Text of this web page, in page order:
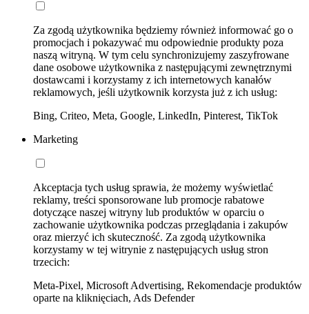
Za zgodą użytkownika będziemy również informować go o
promocjach i pokazywać mu odpowiednie produkty poza
naszą witryną. W tym celu synchronizujemy zaszyfrowane
dane osobowe użytkownika z następującymi zewnętrznymi
dostawcami i korzystamy z ich internetowych kanałów
reklamowych, jeśli użytkownik korzysta już z ich usług:
Bing, Criteo, Meta, Google, LinkedIn, Pinterest, TikTok
Marketing
Akceptacja tych usług sprawia, że możemy wyświetlać
reklamy, treści sponsorowane lub promocje rabatowe
dotyczące naszej witryny lub produktów w oparciu o
zachowanie użytkownika podczas przeglądania i zakupów
oraz mierzyć ich skuteczność. Za zgodą użytkownika
korzystamy w tej witrynie z następujących usług stron
trzecich:
Meta-Pixel, Microsoft Advertising, Rekomendacje produktów
oparte na kliknięciach, Ads Defender